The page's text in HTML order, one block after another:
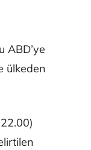
ABD’ye
ülkeden